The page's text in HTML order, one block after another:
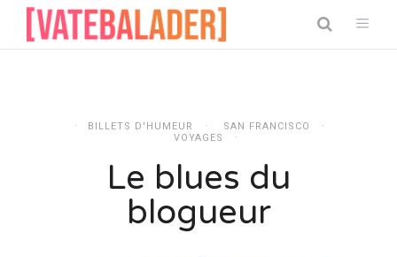
BILLETS D'HUMEUR
SAN FRANCISCO
VOYAGES
Le blues du
blogueur